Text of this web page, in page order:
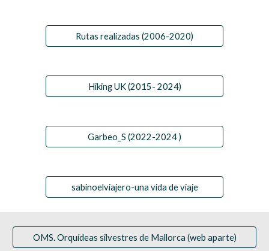
Rutas realizadas (2006-2020)
Hiking UK (2015- 2024)
Garbeo_S (2022-2024 )
sabinoelviajero-una vida de viaje
OMS. Orquídeas silvestres de Mallorca (web aparte)